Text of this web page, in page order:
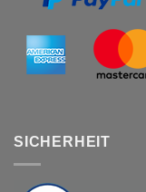
SICHERHEIT